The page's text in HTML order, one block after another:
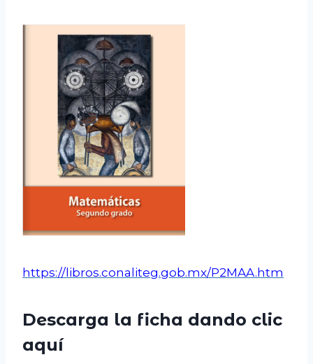
https://libros.conaliteg.gob.mx/P2MAA.htm
Descarga la ficha dando clic
aquí